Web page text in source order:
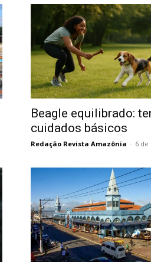
Beagle equilibrado:
cuidados básicos
Redação Revista Amazônia - 6 de